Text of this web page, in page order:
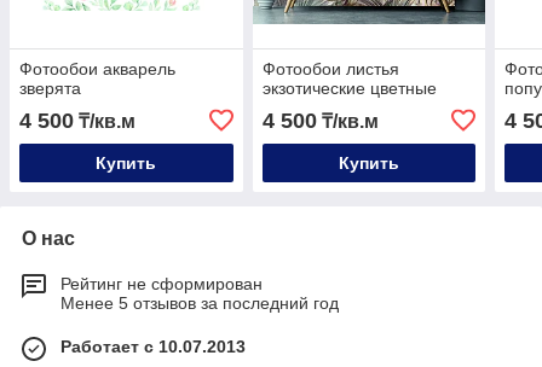
Фотообои акварель
зверята
4 500 ₸/кв.м
Купить
Фотообои листья
экзотические цветные
4 500₸/кв.м
Купить
4
О нас
Рейтинг не сформирован
Менее 5 отзывов за последний год
Работает с 10.07.2013